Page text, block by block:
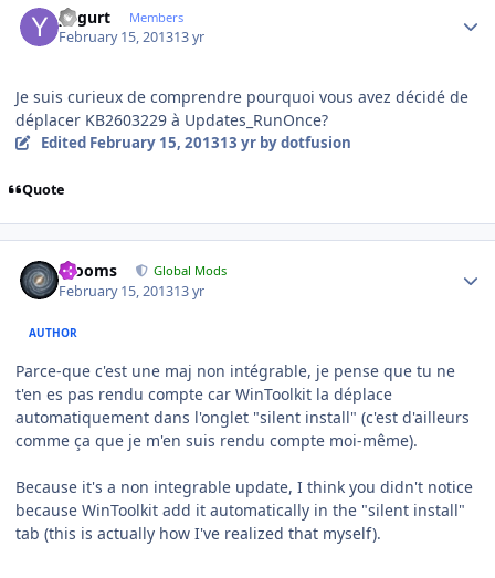
yogurt Members
February 15, 201313 yr
Je suis curieux de comprendre pourquoi vous avez décidé de
déplacer KB2603229 à Updates_ RunOnce?
Edited February 15, 201313 yrby dotfusion
Quote
mooms Global Mods
February 15, 201313 yr
AUTHOR
Parce-que c'est une maj non intégrable, je pense que tu ne
t'en es pas rendu compte car WinToolkit la déplace
automatiquement dans l'onglet "silent install" (c'est d'ailleurs
comme ça que je m'en suis rendu compte moi-même).
Because it's a non integrable update, I think you didn't notice
because WinToolkit add it automatically in the "silent install"
tab (this is actually how I've realized that myself).